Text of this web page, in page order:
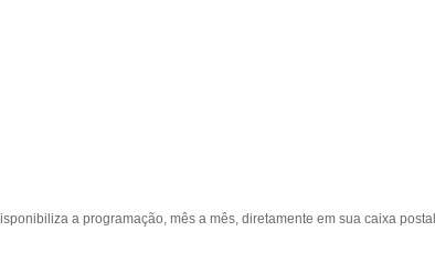
a programação, mês a mês, diretamente em sua caixa